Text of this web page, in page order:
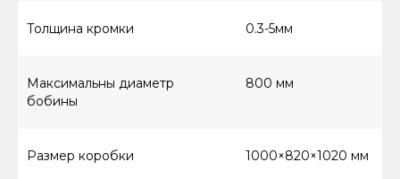
Толщина кромки 0.3-5мм
Максимальны диаметр
бобины
800 мм
Размер коробки 1000×820×1020 мм